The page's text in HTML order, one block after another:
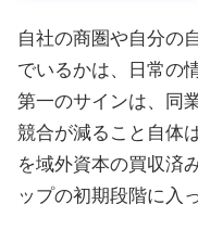
自社の商圏や自分の
でいるかは、日常の
第一のサインは、同
競合が減ること自体
を域外資本の買収済
ップの初期段階に入